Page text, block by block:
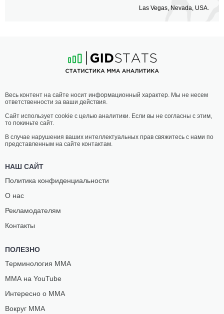
Las Vegas, Nevada, USA.
Весь контент на сайте носит информационный характер. Мы не несем
ответственности за ваши действия.
Сайт использует cookie с целью аналитики. Если вы не согласны с этим,
то покиньте сайт.
В случае нарушения ваших интеллектуальных прав свяжитесь с нами по
представленным на сайте контактам.
НАШ САЙТ
Политика конфиденциальности
О нас
Рекламодателям
Контакты
ПОЛЕЗНО
Терминология ММА
ММА на YouTube
Интересно о ММА
Вокруг ММА